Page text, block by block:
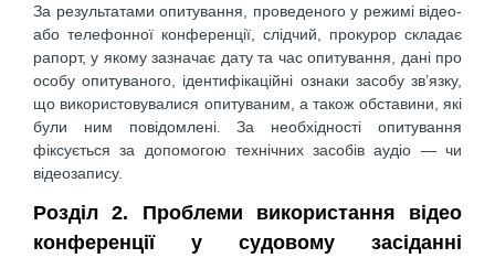
За результатами опитування, проведеного у режимі відео-
або телефонної конференції, слідчий, прокурор складає
рапорт, у якому зазначає дату та час опитування, дані про
особу опитуваного, ідентифікаційні ознаки засобу зв’язку,
що використовувалися опитуваним, а також обставини, які
були ним повідомлені. За необхідності опитування
фіксується за допомогою технічних засобів аудіо — чи
відеозапису.
Розділ 2. Проблеми використання відео
конференції у судовому засіданні